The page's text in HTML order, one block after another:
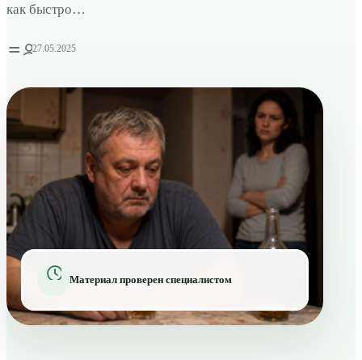
как быстро…
27.05.2025
Материал проверен специалистом